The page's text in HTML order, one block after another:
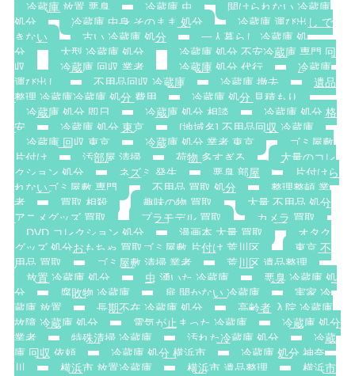
冷蔵庫 放置 悪臭
冷蔵庫 虫
開けられない 冷蔵庫
処分
冷蔵庫 中身 そのまま 処分
冷蔵庫 運び出し で
きない
古い 冷蔵庫 処分
一人暮らし 冷蔵庫 処
分
大型 冷蔵庫 処分
冷蔵庫 処分 不安冷蔵庫 専門 回
収
冷蔵庫 回収 業者 冷蔵庫 処分 代行
冷蔵庫
運び出し
不用品回収 冷蔵庫 冷蔵庫 撤去
遺品
整理 冷蔵庫冷蔵庫 処分 費用
冷蔵庫 処分 見積もり
冷蔵庫 処分 即日
冷蔵庫 処分 相談
冷蔵庫 処分 格
安
冷蔵庫 処分 東京
[地域名] 不用品回収 冷蔵庫
冷蔵庫 回収 東京
冷蔵庫 処分 業者 東京
ゴミ屋敷
片付け
汚部屋 清掃 荷物 多すぎる
大量のコレ
クション 処分
ネズミ 発生 悪臭 部屋
片付けら
れないゴミ屋敷 専門
不用品 買取 処分
整理整頓 業
者
買取 相殺 趣味の物 買取
大量 不用品 処分
アニメグッズ 買取
プラモデル 買取
カメラ 買取
DVD コレクション 処分
漫画本 大量 買取
オタク
グッズ 処分おもちゃ 買取ゴミ屋敷 片付け 荒川区
東京 不
用品 買取
ゴミ屋敷 清掃 業者
荒川区 遺品整理
放置 冷蔵庫 処分
虫 湧いた 冷蔵庫
悪臭 冷蔵庫 処
分
腐敗物 冷蔵庫 扉 開かない 冷蔵庫
実家 冷
蔵庫 放置
長期不在 冷蔵庫 処分
高齢者 入院 冷蔵庫
故障 冷蔵庫 処分
電気が止まった 冷蔵庫
冷蔵庫 処分
業者
特殊清掃 冷蔵庫 汚れた冷蔵庫 処分
冷蔵
庫 回収 依頼
冷蔵庫 処分 横浜市
冷蔵庫 処分 神奈
川
横浜市 放置冷蔵庫 横浜市 遺品整理
横浜市